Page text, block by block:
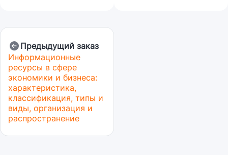
Предыдущий заказ
Информационные
ресурсы в сфере
экономики и бизнеса:
характеристика,
классификация, типы и
виды, организация и
распространение